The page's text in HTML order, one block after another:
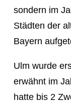
sondern im
Städten der
Bayern
Ulm wurde
erwähnt im
hatte bis 2